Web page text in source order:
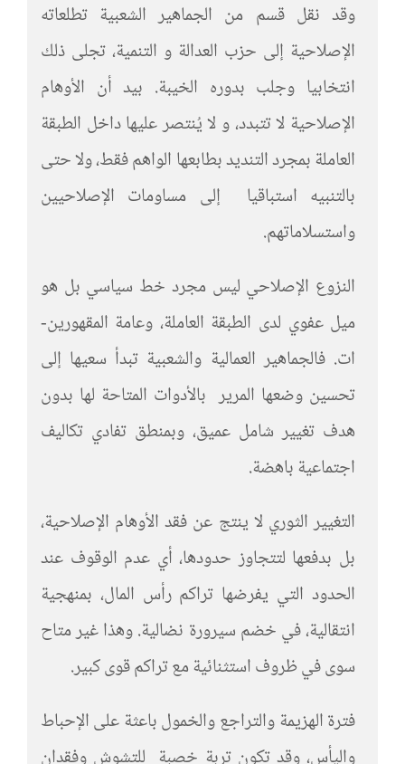
وقد نقل قسم من الجماهير الشعبية تطلعاته
الإصلاحية إلى حزب العدالة و التنمية، تجلى ذلك
انتخابيا وجلب بدوره الخيبة. بيد أن الأوهام
الإصلاحية لا تتبدد، و لا يُنتصر عليها داخل الطبقة
العاملة بمجرد التنديد بطابعها الواهم فقط، ولا حتى
بالتنبيه استباقيا إلى مساومات الإصلاحيين
واستسلاماتهم.
النزوع الإصلاحي ليس مجرد خط سياسي بل هو
ميل عفوي لدى الطبقة العاملة، وعامة المقهورين-
ات. فالجماهير العمالية والشعبية تبدأ سعيها إلى
تحسين وضعها المرير بالأدوات المتاحة لها بدون
هدف تغيير شامل عميق، وبمنطق تفادي تكاليف
اجتماعية باهضة.
التغيير الثوري لا ينتج عن فقد الأوهام الإصلاحية،
بل بدفعها لتتجاوز حدودها، أي عدم الوقوف عند
الحدود التي يفرضها تراكم رأس المال، بمنهجية
انتقالية، في خضم سيرورة نضالية. وهذا غير متاح
سوى في ظروف استثنائية مع تراكم قوى كبير.
فترة الهزيمة والتراجع والخمول باعثة على الإحباط